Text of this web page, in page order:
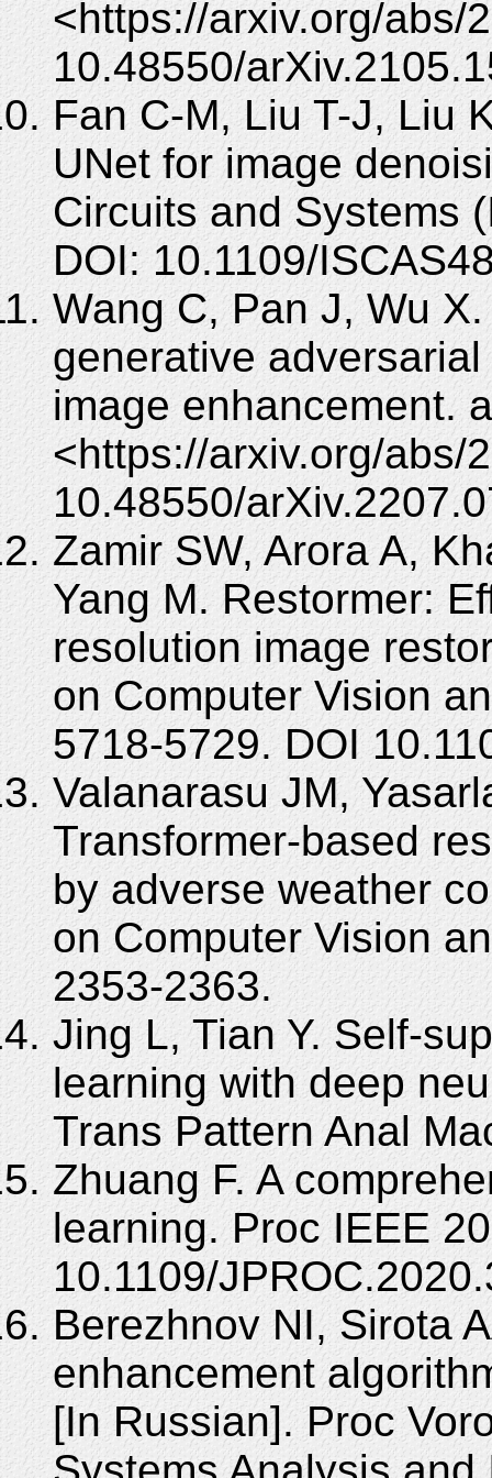
<https://arxiv.org/abs/
10.48550/
Fan C-M, Liu T-J, Liu
UNet for image
Circuits and Systems
DOI: 10.1109/
Wang C, Pan J, Wu
generative
image enhancement.
<https://arxiv.org/abs/
10.48550/
Zamir SW, Arora A,
Yang M. Restormer:
resolution image
on Computer Vision
5718-5729. DOI
Valanarasu JM,
Transformer-based
by adverse weather
on Computer Vision
2353-2363.
Jing L, Tian Y. Self-
learning with deep
Trans Pattern Anal
Zhuang F. A
learning. Proc IEEE
10.1109/
Berezhnov NI, Sirota
enhancement
[In Russian]. Proc